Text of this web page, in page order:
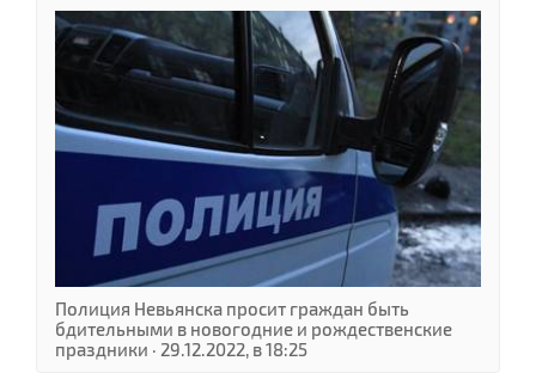
Полиция Невьянска просит граждан быть
бдительными в новогодние и рождественские
праздники · 29.12.2022, в 18:25